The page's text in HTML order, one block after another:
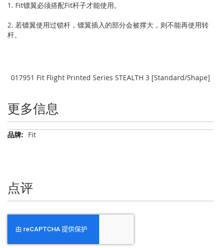
1. Fit镖翼必须搭配Fit杆子才能使用。
2. 若镖翼使用过锁杆，镖翼插入的部分会被撑大，则不能再使用转
杆。
017951 Fit Flight Printed Series STEALTH 3 [Standard/Shape]
更多信息
更
Fit
点评